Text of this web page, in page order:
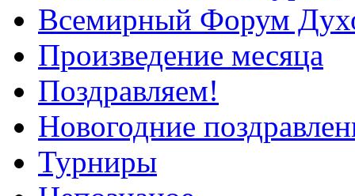
Всемирный Форум
Произведение месяца
Поздравляем!
Новогодние
Турниры